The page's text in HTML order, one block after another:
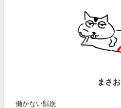
まさお
働かない獣医